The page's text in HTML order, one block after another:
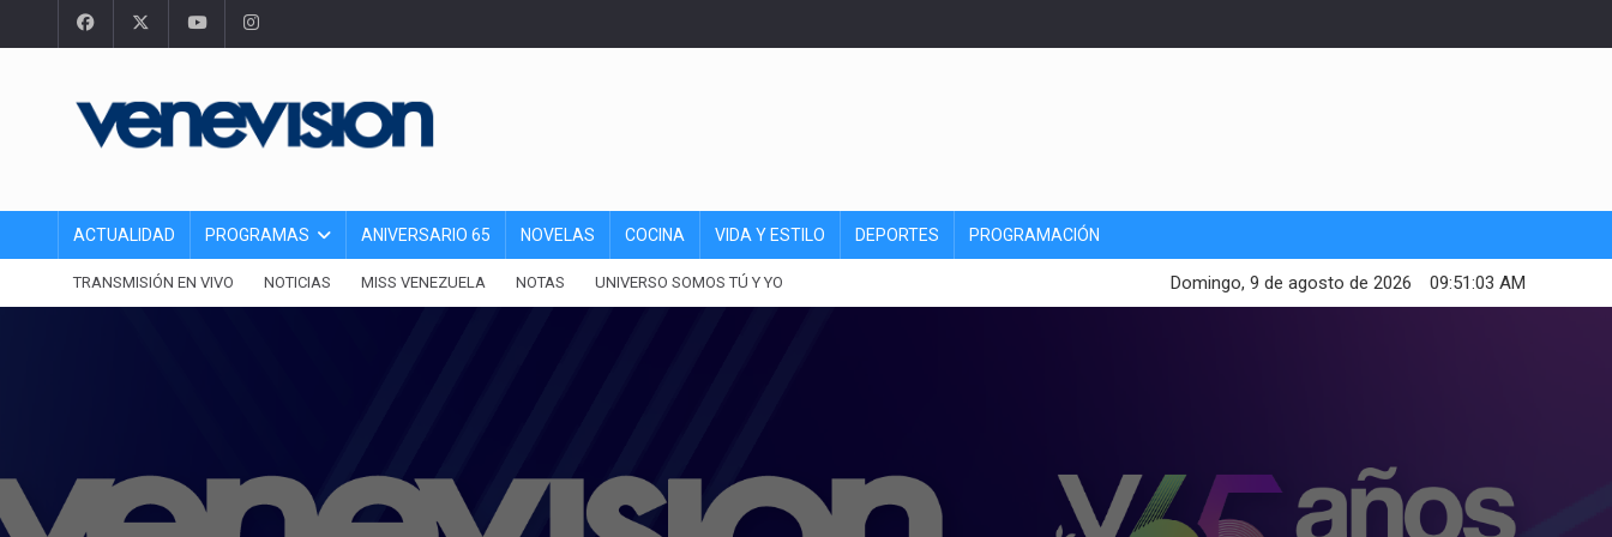
ACTUALIDAD PROGRAMAS ANIVERSARIO 65 NOVELAS COCINA VIDA Y ESTILO DEPORTES PROGRAMACIÓN
TRANSMISIÓN EN VIVO NOTICIAS MISS VENEZUELA NOTAS UNIVERSO SOMOS TÚ Y YO 09:51:05 AM
Domingo, 9 de agosto de 2026